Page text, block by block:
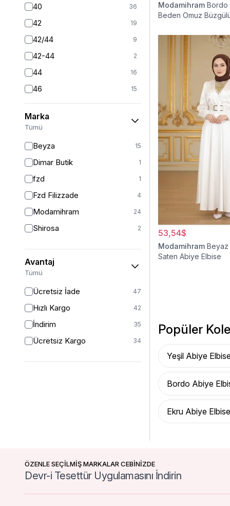
40 36
42 19
42/44 9
42-44 2
44 16
46 15
46/48 11
48 14
Marka
Tümü
Beyza 15
Dimar Butik 1
fzd 1
Fzd Filizzade 4
Modamihram 24
Shirosa 2
Avantaj
Tümü
Ücretsiz İade 47
Hızlı Kargo 42
İndirim 35
Ücretsiz Kargo 34
Modamihram Bordo
Beden Omuz
53,54$
Modamihram Beyaz
Saten Abiye Elbise
Popüler
Yeşil Abiye
Bordo Abiye
Ekru Abiye Elbise
ÖZENLE SEÇİLMİŞ MARKALAR CEBİNİZDE
Devr-i Tesettür Uygulamasını İndirin